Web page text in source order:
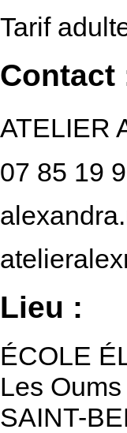
Tarif
Contact
ATELIER
07 85 19
Lieu :
ÉCOLE
Les Oums
SAINT-